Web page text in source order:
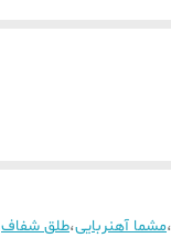
،مشما آهنربایی،طلق شفاف